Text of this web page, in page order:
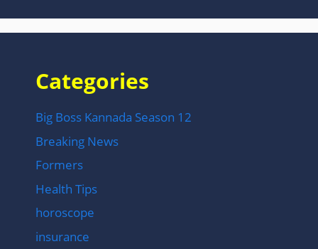
Categories
Big Boss Kannada Season 12
Breaking News
Formers
Health Tips
horoscope
insurance